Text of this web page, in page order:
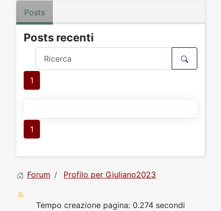
Posts
Posts recenti
1
1
Forum Profilo per Giuliano2023
Tempo creazione pagina: 0.274 secondi